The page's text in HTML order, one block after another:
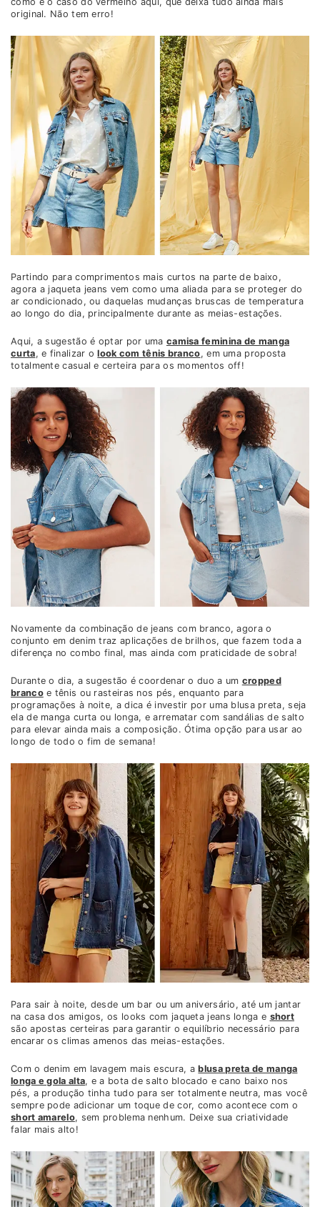
original. Não tem erro!
Partindo para comprimentos mais curtos na parte de baixo,
agora a jaqueta jeans vem como uma aliada para se proteger do
ar condicionado, ou daquelas mudanças bruscas de temperatura
ao longo do dia, principalmente durante as meias-estações.
Aqui, a sugestão é optar por uma camisa feminina de manga
curta, e finalizar olook com tênis branco, em uma proposta
totalmente casual e certeira para os momentos off!
Novamente da combinação de jeans com branco, agora o
conjunto em denim traz aplicações de brilhos, que fazem toda a
diferença no combo final, mas ainda com praticidade de sobra!
Durante o dia, a sugestão é coordenar o duo a um cropped
brancoe tênis ou rasteiras nos pés, enquanto para
programações à noite, a dica é investir por uma blusa preta, seja
ela de manga curta ou longa, e arrematar com sandálias de salto
para elevar ainda mais a composição. Ótima opção para usar ao
longo de todo o fim de semana!
Para sair à noite, desde um bar ou um aniversário, até um jantar
na casa dos amigos, os looks com jaqueta jeans longa e short
são apostas certeiras para garantir o equilíbrio necessário para
encarar os climas amenos das meias-estações.
Com o denim em lavagem mais escura, ablusa preta de manga
longa e gola alta, e a bota de salto blocado e cano baixo nos
pés, a produção tinha tudo para ser totalmente neutra, mas você
sempre pode adicionar um toque de cor, como acontece com o
short amarelo, sem problema nenhum. Deixe sua criatividade
falar mais alto!